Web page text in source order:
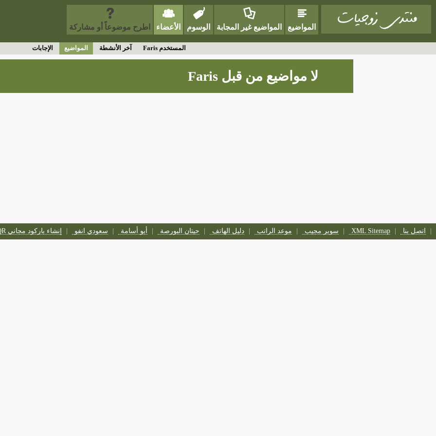
المواضيع المواضيع غير المجابة الوسوم الأعضاء اطرح موضوعاً أو مشاركة
المستخدم Faris آخر الأنشطة المواضيع الإجابات
لا مواضيع من قبل Faris
اتصل بنا XML Sitemap سوبر مجيب موعد الراتب دليل الهاتف حيتان البورصة أبو أسامة سعودي انفو إنشاء باركود مجاني QR